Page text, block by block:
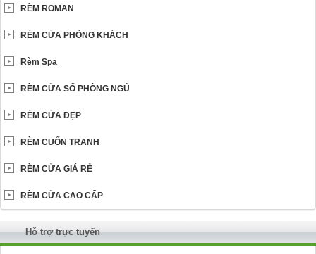
RÈM ROMAN
RÈM CỬA PHÒNG KHÁCH
Rèm Spa
RÈM CỬA SỔ PHÒNG NGỦ
RÈM CỬA ĐẸP
RÈM CUỐN TRANH
RÈM CỬA GIÁ RẺ
RÈM CỬA CAO CẤP
Hỗ trợ trực tuyến